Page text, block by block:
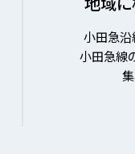
小田急沿
小田急線